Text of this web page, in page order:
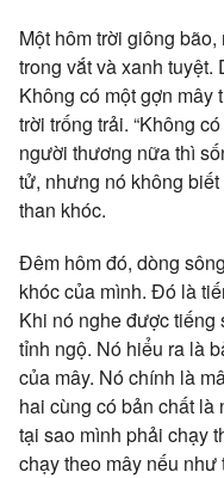
Một hôm trời giông
trong vắt và xanh tuyệt.
Không có một gợn mây
trời trống trải. “Không
người thương nữa thì
tử, nhưng nó không
than khóc.
Đêm hôm đó, dòng
khóc của mình. Đó là
Khi nó nghe được tiếng
tỉnh ngộ. Nó hiểu ra là
của mây. Nó chính là
hai cùng có bản chất
tại sao mình phải chạy
chạy theo mây nếu như